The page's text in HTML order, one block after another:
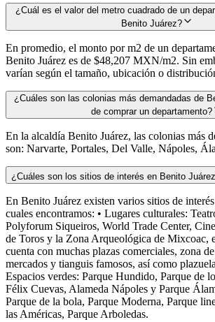
¿Cuál es el valor del metro cuadrado de un
Benito Juárez?
En promedio, el monto por m2 de un
Benito Juárez es de $48,207 MXN/m2. Sin
varían según el tamaño, ubicación o
¿Cuáles son las colonias más demandadas de
de comprar un departamento?
En la alcaldía Benito Juárez, las colonias más
son: Narvarte, Portales, Del Valle, Nápoles,
¿Cuáles son los sitios de interés en Benito
En Benito Juárez existen varios sitios de
cuales encontramos: • Lugares culturales:
Polyforum Siqueiros, World Trade Center,
de Toros y la Zona Arqueológica de Mixcoac,
cuenta con muchas plazas comerciales, zona
mercados y tianguis famosos, así como
Espacios verdes: Parque Hundido, Parque de
Félix Cuevas, Alameda Nápoles y Parque
Parque de la bola, Parque Moderna, Parque
las Américas, Parque Arboledas.